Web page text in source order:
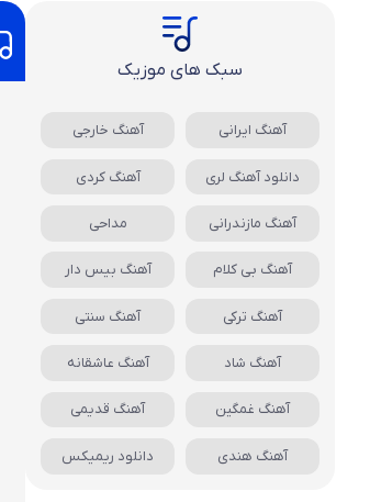
سبک های موزیک
آهنگ ایرانی آهنگ خارجی
دانلود آهنگ لری آهنگ کردی
آهنگ مازندرانی مداحی
آهنگ بی کلام آهنگ بیس دار
آهنگ ترکی آهنگ سنتی
آهنگ شاد آهنگ عاشقانه
آهنگ غمگین آهنگ قدیمی
آهنگ هندی دانلود ریمیکس